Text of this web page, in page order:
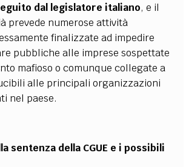
dal legislatore italiano, e il
prevede numerose attività
finalizzate ad impedire
pubbliche alle imprese sospettate
mafioso o comunque collegate a
alle principali organizzazioni
nel paese.
sentenza della CGUE e i possibili